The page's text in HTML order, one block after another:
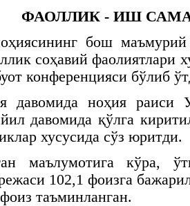
ФАОЛЛИК - ИШ
бош маъмурий
соҳавий фаолиятлари
конференцияси бўлиб
давомида ноҳия раиси
давомида қўлга
хусусида сўз юритди.
маълумотига кўра,
102,1 фоизга
таъминланган.